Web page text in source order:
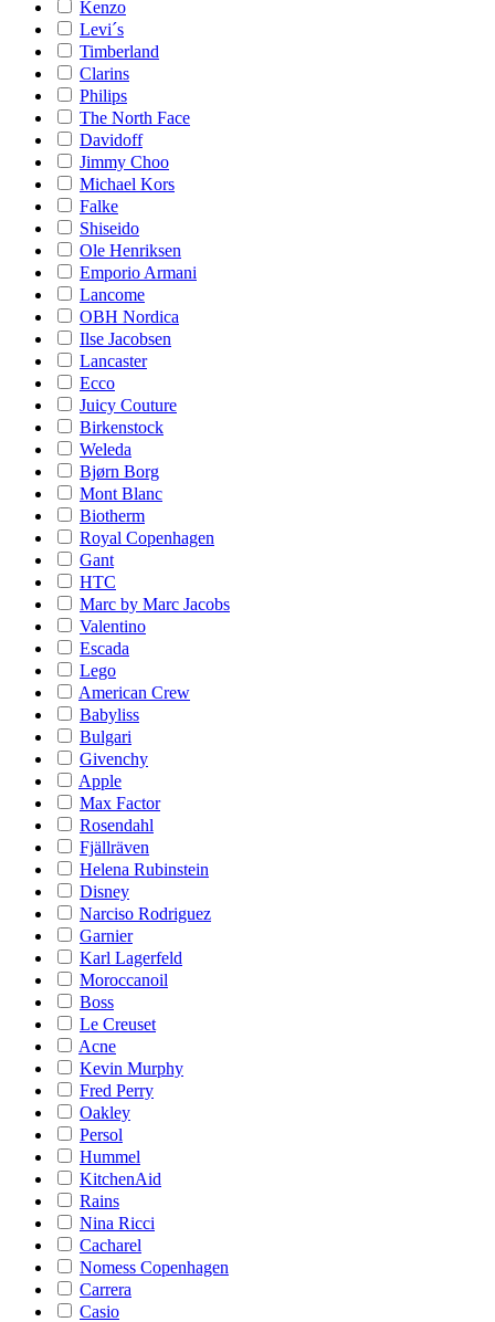
Kenzo
Levi´s
Timberland
Clarins
Philips
The North Face
Davidoff
Jimmy Choo
Michael Kors
Falke
Shiseido
Ole Henriksen
Emporio Armani
Lancome
OBH Nordica
Ilse Jacobsen
Lancaster
Ecco
Juicy Couture
Birkenstock
Weleda
Bjørn Borg
Mont Blanc
Biotherm
Royal Copenhagen
Gant
HTC
Marc by Marc Jacobs
Valentino
Escada
Lego
American Crew
Babyliss
Bulgari
Givenchy
Apple
Max Factor
Rosendahl
Fjällräven
Helena Rubinstein
Disney
Narciso Rodriguez
Garnier
Karl Lagerfeld
Moroccanoil
Boss
Le Creuset
Acne
Kevin Murphy
Fred Perry
Oakley
Persol
Hummel
KitchenAid
Rains
Nina Ricci
Cacharel
Nomess Copenhagen
Carrera
Casio